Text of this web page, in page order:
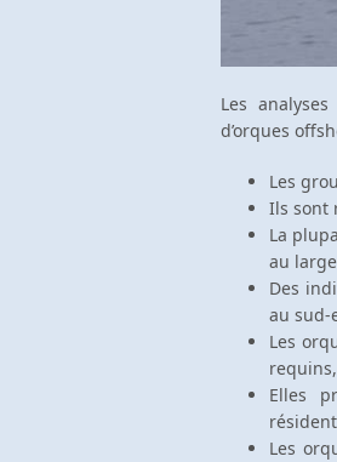
Les
d’orques
Les
Ils sont
La
au
Des
au sud-
Les
Elles
Les